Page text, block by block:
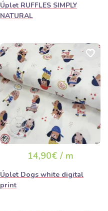
Úplet RUFFLES SIMPLY
NATURAL
14,90€ / m
Úplet Dogs white digital
print